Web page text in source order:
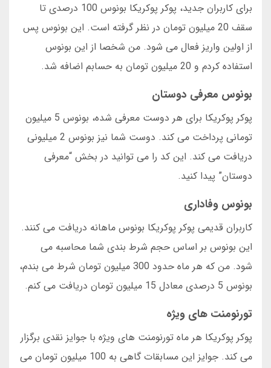
برای کاربران جدید، پوکر پوکریکا بونوس 100 درصدی تا
سقف 20 میلیون تومان در نظر گرفته است. این بونوس پس
از اولین واریز فعال می شود. من شخصا از این بونوس
استفاده کردم و 20 میلیون تومان به حسابم اضافه شد.
بونوس معرفی دوستان
پوکر پوکریکا برای هر دوست معرفی شده، بونوس 5 میلیون
تومانی پرداخت می کند. دوست شما نیز بونوس 2 میلیونی
دریافت می کند. این کد را می توانید در بخش “معرفی
دوستان” پیدا کنید.
بونوس وفاداری
کاربران قدیمی پوکر پوکریکا بونوس ماهانه دریافت می کنند.
این بونوس بر اساس حجم شرط بندی شما محاسبه می
شود. من که هر ماه حدود 300 میلیون تومان شرط می بندم،
بونوس 5 درصدی معادل 15 میلیون تومان دریافت می کنم.
تورنومنت های ویژه
پوکر پوکریکا هر ماه تورنومنت های ویژه با جوایز نقدی برگزار
می کند. جوایز این مسابقات گاهی به 100 میلیون تومان می